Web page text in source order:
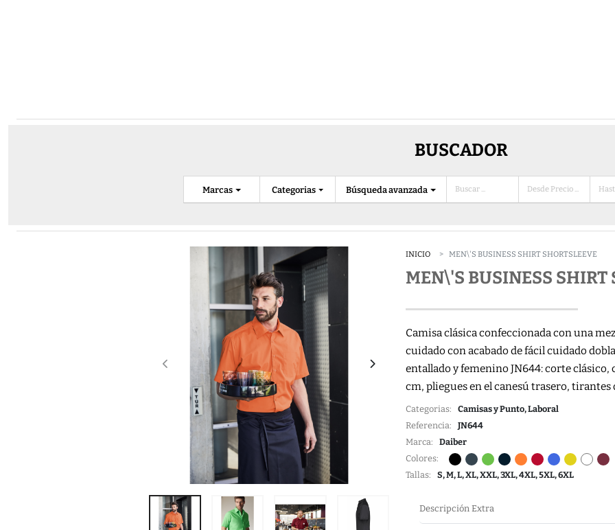
BUSCADOR
Categorias
Marcas Búsqueda avanzada
INICIO MEN\'S BUSINESS SHIRT SHORTSLEEVE
MEN\'S BUSINESS SHIRT
Camisa clásica confeccionada con una
cuidado con acabado de fácil cuidado
entallado y femenino JN644: corte clásico,
cm, pliegues en el canesú trasero, tirantes
Categorias: Camisas y Punto, Laboral
Referencia: JN644
Marca: Daiber
Colores:
Tallas: S, M, L, XL, XXL, 3XL, 4XL, 5XL, 6XL
Descripción Extra